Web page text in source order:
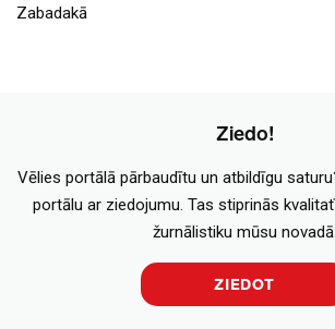
Zabadakā
Ziedo!
Vēlies portālā pārbaudītu un atbildīgu
portālu ar ziedojumu. Tas stiprinās
žurnālistiku mūsu novadā.
ZIEDOT